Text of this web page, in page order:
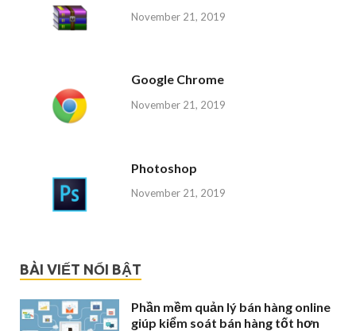
November 21, 2019
Google Chrome
November 21, 2019
Photoshop
November 21, 2019
BÀI VIẾT NỔI BẬT
Phần mềm quản lý bán hàng online
giúp kiểm soát bán hàng tốt hơn